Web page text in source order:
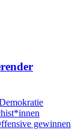
gewinnen